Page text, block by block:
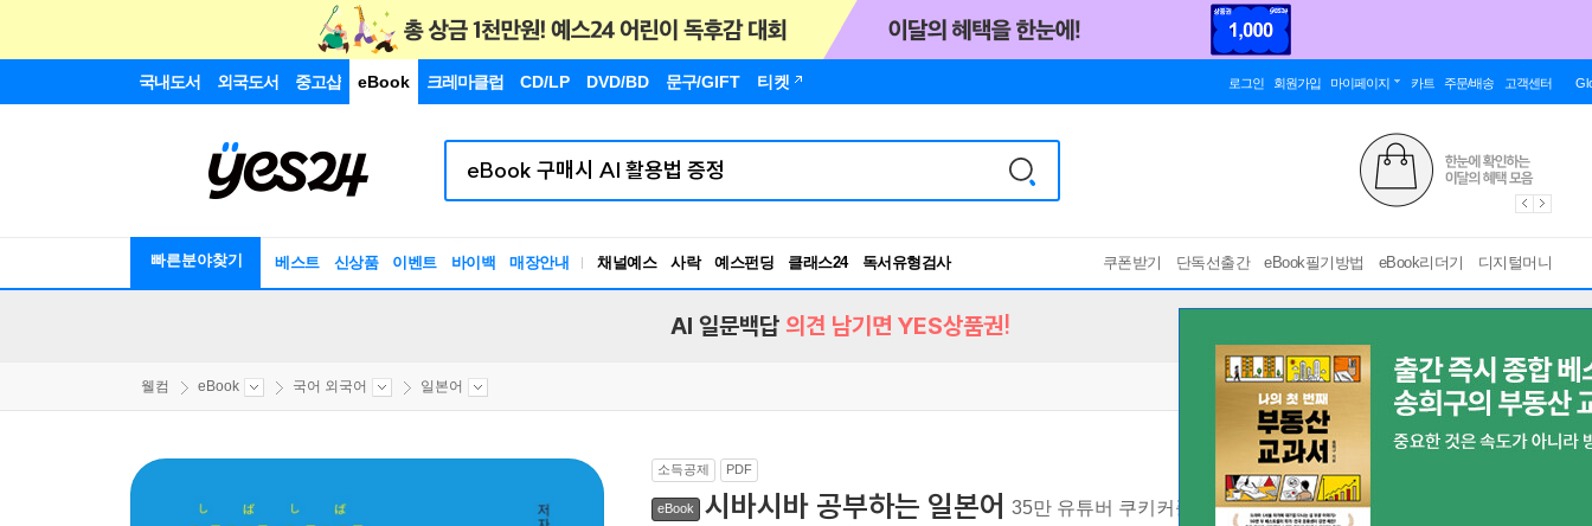
국내도서 외국도서 중고샵 eBook 크레마클럽 CD/LP DVD/BD 문구/GIFT 티켓 로그인 회원가입 마이페이지 카트 주문/배송 고객센터
빠른분야찾기 베스트 신상품 이벤트 바이백 매장안내 채널예스 사락 예스펀딩 클래스24
독서유형검사
RBTI Lab
쿠폰받기 단독선출간 eBook필기방법 eBook리더기 디지털머니
AI 일문백답 의견 남기면 YES상품권!
웰컴 eBook 국어 외국어 일본어
소득공제 PDF
eBook 시바시바 공부하는 일본어 35만 유튜버 쿠키커플의 유쾌한 일본어[ 스마트한 PDF 필기 기능을 사용